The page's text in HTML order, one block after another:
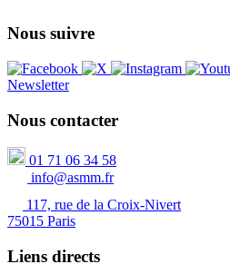
Nous suivre
Newsletter
Nous contacter
01 71 06 34 58
info@asmm.fr
117, rue de la Croix-Nivert
75015 Paris
Liens directs